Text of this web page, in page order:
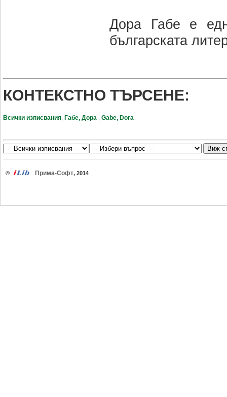
Дора Габе е
българската
КОНТЕКСТНО ТЪРСЕНЕ:
Всички изписвания; Габе, Дора ; Gabe, Dora
© Прима-Софт, 2014